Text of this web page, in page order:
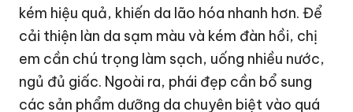
kém hiệu quả, khiến da lão hóa nhanh hơn. Để
cải thiện làn da sạm màu và kém đàn hồi, chị
em cần chú trọng làm sạch, uống nhiều nước,
ngủ đủ giấc. Ngoài ra, phái đẹp cần bổ sung
các sản phẩm dưỡng da chuyên biệt vào quá